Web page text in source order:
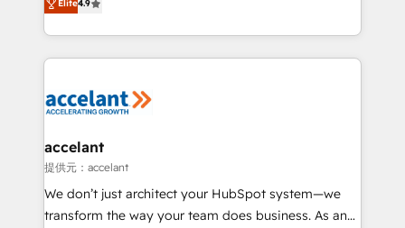
your challenge; our passionate and growth driven
team of 100+ experts is ready for you! Driving digital
the strategy, processes, and teams that turn
HubSpot into a genuine growth engine. Named
HubSpot's Global Partner of the Year in 2024,
worldwide, and with over 15 years in the ecosystem,
One company, one operating model, delivering
across offices and consulting teams in the UK, USA,
Canada, Germany, France, Belgium, Singapore, and
South Africa. Certified compliant with ISO/IEC
Elite4.9
accelant
提供元：accelant
We don’t just architect your HubSpot system—we
transform the way your team does business. As an